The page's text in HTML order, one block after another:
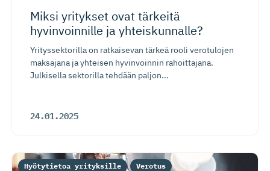
Miksi yritykset ovat tärkeitä
hyvinvoinnille ja yhteiskunnalle?
Yrityssektorilla on ratkaisevan tärkeä rooli verotulojen
maksajana ja yhteisen hyvinvoinnin rahoittajana.
Julkisella sektorilla tehdään paljon...
24.01.2025
Hyötytietoa yrityksille Verotus